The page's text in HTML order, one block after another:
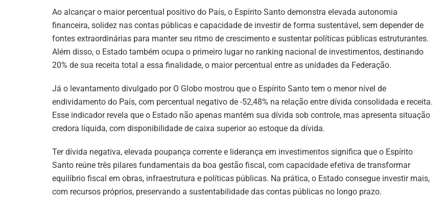
Ao alcançar o maior percentual positivo do País, o Espírito Santo demonstra elevada autonomia
financeira, solidez nas contas públicas e capacidade de investir de forma sustentável, sem depender de
fontes extraordinárias para manter seu ritmo de crescimento e sustentar políticas públicas estruturantes.
Além disso, o Estado também ocupa o primeiro lugar no ranking nacional de investimentos, destinando
20% de sua receita total a essa finalidade, o maior percentual entre as unidades da Federação.
Já o levantamento divulgado por O Globo mostrou que o Espírito Santo tem o menor nível de
endividamento do País, com percentual negativo de -52,48% na relação entre dívida consolidada e receita.
Esse indicador revela que o Estado não apenas mantém sua dívida sob controle, mas apresenta situação
credora líquida, com disponibilidade de caixa superior ao estoque da dívida.
Ter dívida negativa, elevada poupança corrente e liderança em investimentos significa que o Espírito
Santo reúne três pilares fundamentais da boa gestão fiscal, com capacidade efetiva de transformar
equilíbrio fiscal em obras, infraestrutura e políticas públicas. Na prática, o Estado consegue investir mais,
com recursos próprios, preservando a sustentabilidade das contas públicas no longo prazo.